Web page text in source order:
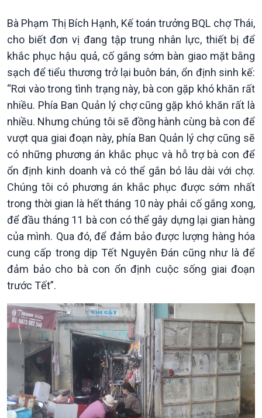
Văn hoá & Du lịch
Tin Văn hoá & Du lịch
Chát với người nổi tiếng
Multimedia
Ảnh
E-Magazine
Bà Phạm Thị Bích Hạnh, Kế toán trưởng BQL chợ Thái,
cho biết đơn vị đang tập trung nhân lực, thiết bị để
khắc phục hậu quả, cố gắng sớm bàn giao mặt bằng
sạch để tiểu thương trở lại buôn bán, ổn định sinh kế:
“Rơi vào trong tình trạng này, bà con gặp khó khăn rất
nhiều. Phía Ban Quản lý chợ cũng gặp khó khăn rất là
nhiều. Nhưng chúng tôi sẽ đồng hành cùng bà con để
vượt qua giai đoạn này, phía Ban Quản lý chợ cũng sẽ
có những phương án khắc phục và hỗ trợ bà con để
ổn định kinh doanh và có thể gắn bó lâu dài với chợ.
Chúng tôi có phương án khắc phục được sớm nhất
trong thời gian là hết tháng 10 này phải cố gắng xong,
để đầu tháng 11 bà con có thể gây dựng lại gian hàng
của mình. Qua đó, để đảm bảo được lượng hàng hóa
cung cấp trong dịp Tết Nguyên Đán cũng như là để
đảm bảo cho bà con ổn định cuộc sống giai đoạn
trước Tết”.